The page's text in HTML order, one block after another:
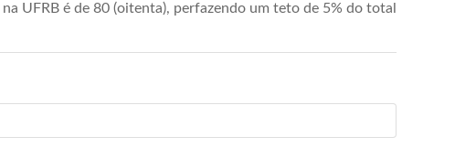
UFRB é de 80 (oitenta), perfazendo um teto de 5% do total